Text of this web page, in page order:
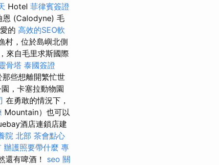
Hotel 菲律賓簽證
恩 (Calodyne) 毛
的 高效的SEO軟
村，位於島嶼北側
來自毛里求斯國際
骨塔 泰國簽證
那些想離開繁忙世
，卡塞拉動物園
在勇敢的情況下，
Mountain）也可以
酒店連鎖店建
院 北部 茶會點心
辦護照要帶什麼 專
有啤酒！ seo 關